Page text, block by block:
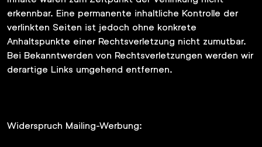
erkennbar. Eine permanente inhaltliche Kontrolle der
verlinkten Seiten ist jedoch ohne konkrete
Anhaltspunkte einer Rechtsverletzung nicht zumutbar.
Bei Bekanntwerden von Rechtsverletzungen werden wir
derartige Links umgehend entfernen.
Widerspruch Mailing-Werbung: